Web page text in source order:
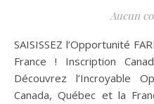
Aucun
SAISISSEZ l’Opportunité FARMASI au Canada, Québec et la
France ! Inscription
Découvrez l’Incroyable
Canada, Québec et la